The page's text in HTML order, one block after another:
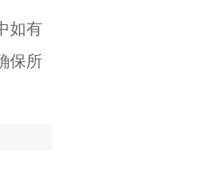
如有
保所